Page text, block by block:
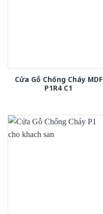
Cửa Gỗ Chống Cháy MDF
P1R4 C1